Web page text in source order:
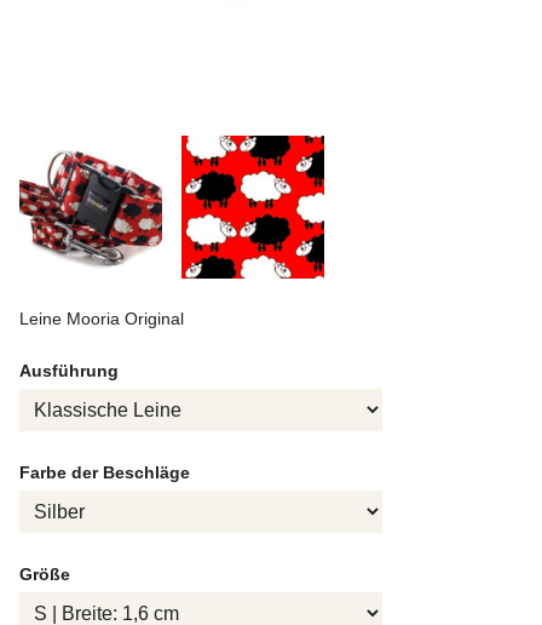
Leine Mooria Original
Ausführung
Farbe der Beschläge
Größe